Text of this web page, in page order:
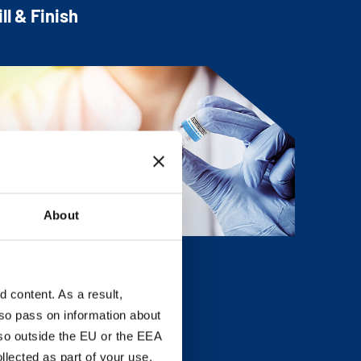
About
content. As a result,
pass on information about
outside the EU or the EEA
as part of your use.
& Finish